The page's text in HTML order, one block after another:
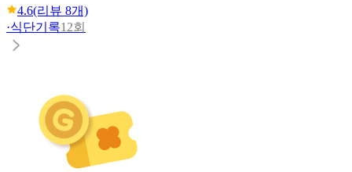
4.6(리뷰 8개)
·식단기록12회